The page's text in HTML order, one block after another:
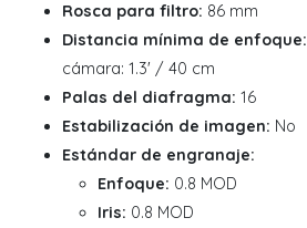
Rosca para filtro: 86 mm
Distancia mínima de enfoque:
cámara: 1.3' / 40 cm
Palas del diafragma: 16
Estabilización de imagen: No
Estándar de engranaje:
Enfoque: 0.8 MOD
Iris: 0.8 MOD